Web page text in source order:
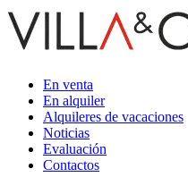
En venta
En alquiler
Alquileres de vacaciones
Noticias
Evaluación
Contactos